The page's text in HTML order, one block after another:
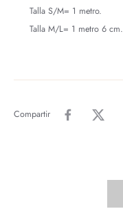
Talla S/M= 1 metro.
Talla M/L= 1 metro 6 cm.
Compartir